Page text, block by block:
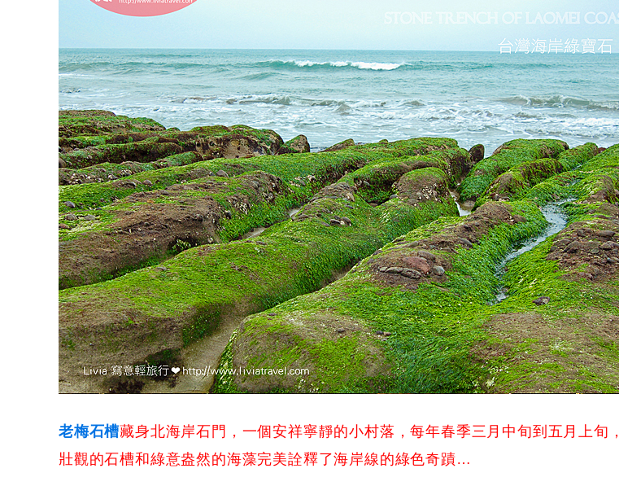
老梅石槽藏身北海岸石門，一個安祥寧靜的小村落，每年春季三月中旬到五月上旬，
壯觀的石槽和綠意盎然的海藻完美詮釋了海岸線的綠色奇蹟…